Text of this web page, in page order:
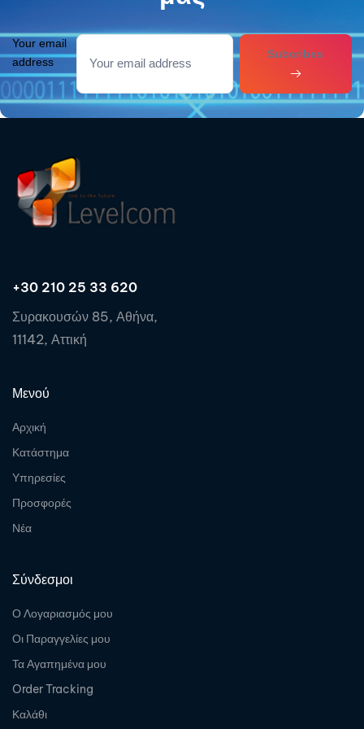
Your email
address
Subcribes
+30 210 25 33 620
Συρακουσών 85, Αθήνα,
11142, Αττική
Μενού
Αρχική
Κατάστημα
Υπηρεσίες
Προσφορές
Νέα
Σύνδεσμοι
Ο Λογαριασμός μου
Οι Παραγγελίες μου
Τα Αγαπημένα μου
Order Tracking
Καλάθι